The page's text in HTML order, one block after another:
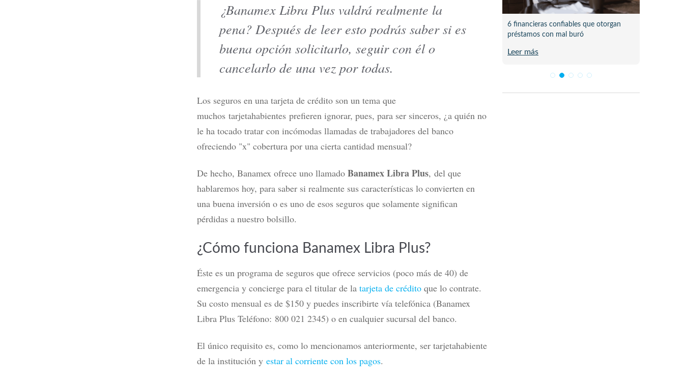
¿Banamex Libra Plus valdrá realmente la
pena? Después de leer esto podrás saber si es
buena opción solicitarlo, seguir con él o
cancelarlo de una vez por todas.
Los seguros en una tarjeta de crédito son un tema que
muchos tarjetahabientes prefieren ignorar, pues, para ser sinceros, ¿a quién no
le ha tocado tratar con incómodas llamadas de trabajadores del banco
ofreciendo "x" cobertura por una cierta cantidad mensual?
De hecho, Banamex ofrece uno llamado Banamex Libra Plus, del que
hablaremos hoy, para saber si realmente sus características lo convierten en
una buena inversión o es uno de esos seguros que solamente significan
pérdidas a nuestro bolsillo.
¿Cómo funciona Banamex Libra Plus?
Éste es un programa de seguros que ofrece servicios (poco más de 40) de
emergencia y concierge para el titular de la tarjeta de crédito que lo contrate.
Su costo mensual es de $150 y puedes inscribirte vía telefónica (Banamex
Libra Plus Teléfono: 800 021 2345) o en cualquier sucursal del banco.
El único requisito es, como lo mencionamos anteriormente, ser tarjetahabiente
de la institución y estar al corriente con los pagos.
Mejores tarjetas de crédito en México
2026 por tipo de usuario
Leer más
¿DiDi Cuenta es confiable? Esto pasó al
probar sus rendimientos
Leer más
6 financieras confiables que otorgan
préstamos con mal buró
Leer más